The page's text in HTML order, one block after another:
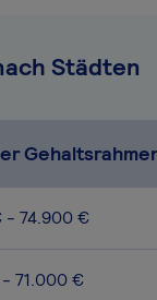
Städten
- 74.900 €
71.000 €